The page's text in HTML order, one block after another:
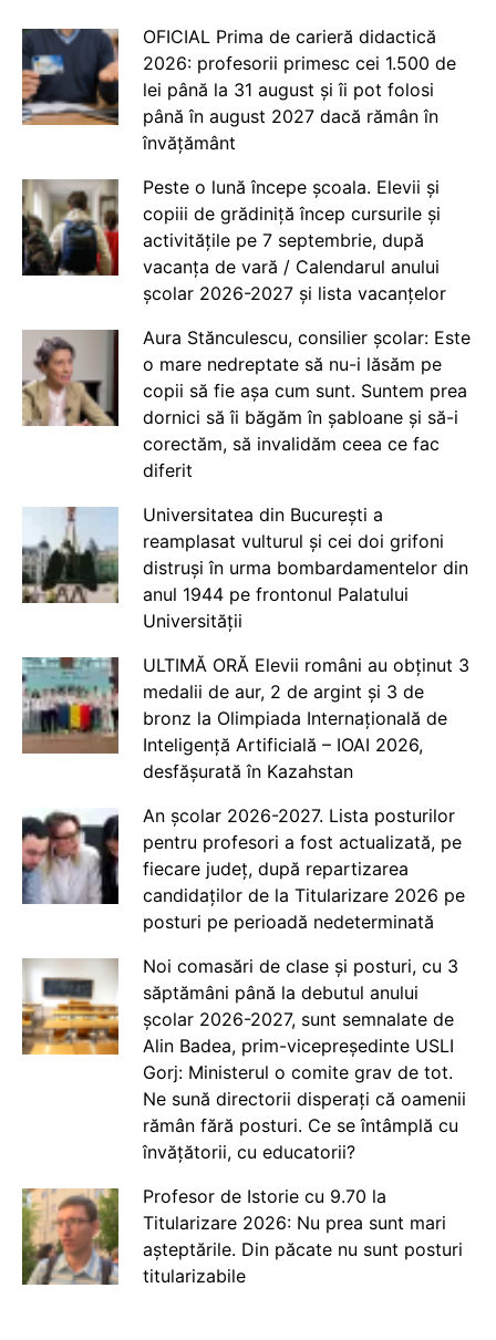
OFICIAL Prima de carieră didactică
2026: profesorii primesc cei 1.500 de
lei până la 31 august și îi pot folosi
până în august 2027 dacă rămân în
învățământ
Peste o lună începe școala. Elevii și
copiii de grădiniță încep cursurile și
activitățile pe 7 septembrie, după
vacanța de vară / Calendarul anului
școlar 2026-2027 și lista vacanțelor
Aura Stănculescu, consilier școlar: Este
o mare nedreptate să nu-i lăsăm pe
copii să fie așa cum sunt. Suntem prea
dornici să îi băgăm în șabloane și să-i
corectăm, să invalidăm ceea ce fac
diferit
Universitatea din București a
reamplasat vulturul și cei doi grifoni
distruși în urma bombardamentelor din
anul 1944 pe frontonul Palatului
Universității
ULTIMĂ ORĂ Elevii români au obținut 3
medalii de aur, 2 de argint și 3 de
bronz la Olimpiada Internațională de
Inteligență Artificială – IOAI 2026,
desfășurată în Kazahstan
An școlar 2026-2027. Lista posturilor
pentru profesori a fost actualizată, pe
fiecare județ, după repartizarea
candidaților de la Titularizare 2026 pe
posturi pe perioadă nedeterminată
Noi comasări de clase și posturi, cu 3
săptămâni până la debutul anului
școlar 2026-2027, sunt semnalate de
Alin Badea, prim-vicepreședinte USLI
Gorj: Ministerul o comite grav de tot.
Ne sună directorii disperați că oamenii
rămân fără posturi. Ce se întâmplă cu
învățătorii, cu educatorii?
Profesor de Istorie cu 9.70 la
Titularizare 2026: Nu prea sunt mari
așteptările. Din păcate nu sunt posturi
titularizabile